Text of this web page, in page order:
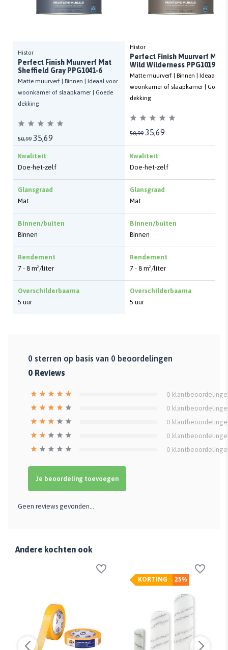
Histor
Perfect Finish Muurverf Mat
Sheffield Gray PPG1041-6
Matte muurverf | Binnen | Ideaal voor
woonkamer of slaapkamer | Goede
dekking
50,99 35,69
Kwaliteit
Doe-het-zelf
Glansgraad
Mat
Binnen/buiten
Binnen
Rendement
7 - 8 m²/liter
Overschilderbaarna
5 uur
Histor
Perfect Finish Muurverf Mat
Wild Wilderness PPG1019-5
Matte muurverf | Binnen | Ideaal
woonkamer of slaapkamer | Goede
dekking
50,99 35,69
Kwaliteit
Doe-het-zelf
Glansgraad
Mat
Binnen/buiten
Binnen
Rendement
7 - 8 m²/liter
Overschilderbaarna
5 uur
0 sterren op basis van 0 beoordelingen
0 Reviews
0
0
0
0
0
Je beoordeling toevoegen
Geen reviews gevonden...
Andere kochten ook
25%
KORTING